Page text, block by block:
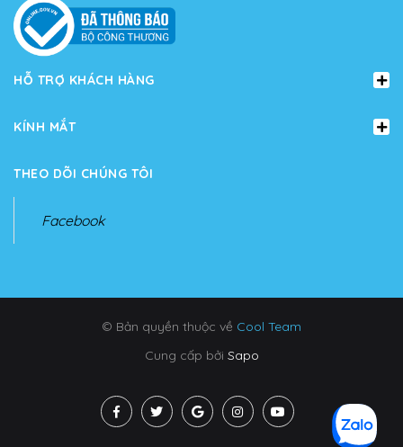
HỖ TRỢ KHÁCH HÀNG
KÍNH MẮT
THEO DÕI CHÚNG TÔI
Facebook
© Bản quyền thuộc về Cool Team
Cung cấp bởi Sapo